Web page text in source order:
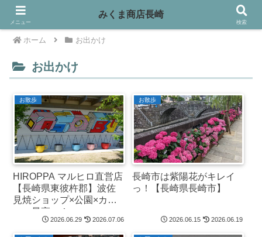
ホーム お出かけ
お出かけ
お散歩
HIROPPA マルヒロ直営店
【長崎県東彼杵郡】波佐
見焼ショップ×公園×カフ
ェ＝最高っ！
2026.06.29 2026.07.06
お散歩
長崎市は紫陽花がキレイ
っ！【長崎県長崎市】
2026.06.15 2026.06.19
メニュー
みくま商店長崎
検索